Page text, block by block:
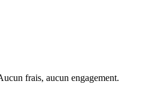
frais, aucun engagement.